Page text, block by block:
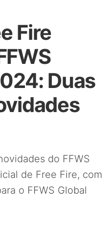
Fire
Duas
do FFWS
de Free Fire, com
o FFWS Global